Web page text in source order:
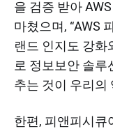
을 검증 받아
마쳤으며, “AWS
랜드 인지도 강화
로 정보보안 솔
추는 것이 우리의
한편, 피앤피시큐